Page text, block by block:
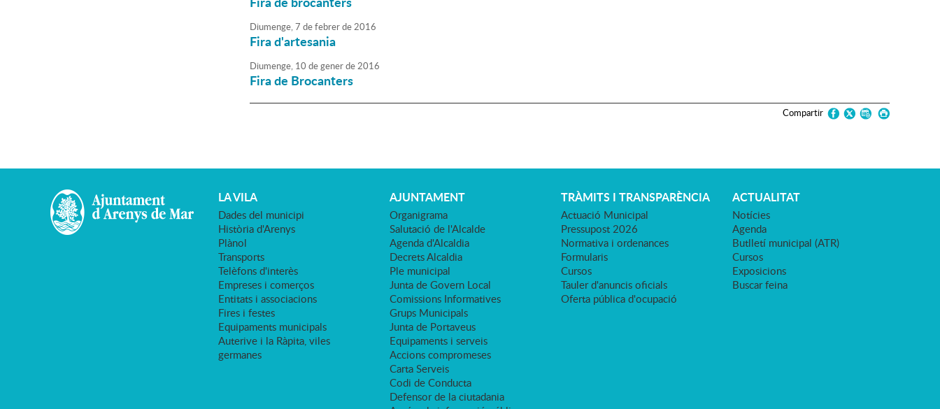
Diumenge,7 defebrerde2016
Fira d'artesania
Diumenge, 10 degenerde2016
Fira de Brocanters
Compartir
LA VILA
Dades del municipi
Història d'Arenys
Plànol
Transports
Telèfons d'interès
Empreses i comerços
Entitats i associacions
Fires i festes
Equipaments municipals
Auterive i la Ràpita, viles
germanes
AJUNTAMENT
Organigrama
Salutació de l'Alcalde
Agenda d'Alcaldia
Decrets Alcaldia
Ple municipal
Junta de Govern Local
Comissions Informatives
Grups Municipals
Junta de Portaveus
Equipaments i serveis
Accions compromeses
Carta Serveis
Codi de Conducta
Defensor de la ciutadania
TRÀMITS I TRANSPARÈNCIA
Actuació Municipal
Pressupost 2026
Normativa i ordenances
Formularis
Cursos
Tauler d'anuncis oficials
Oferta pública d'ocupació
ACTUALITAT
Notícies
Agenda
Butlletí municipal (ATR)
Cursos
Exposicions
Buscar feina